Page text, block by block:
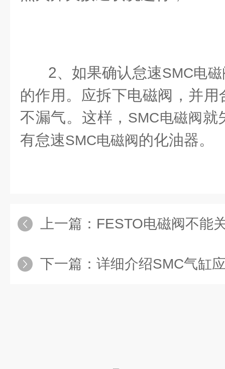
2、如果确认怠速SMC电磁
的作用。应拆下电磁阀，并
不漏气。这样， SMC电磁阀就
有怠速SMC电磁阀的化油器。
上一篇： FESTO电磁阀不能关闭
下一篇： 详细介绍SMC气缸